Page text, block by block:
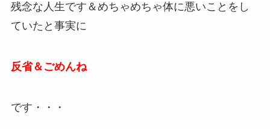
残念な人生です＆めちゃめちゃ体に悪いことをし
ていたと事実に
反省＆ごめんね
です・・・